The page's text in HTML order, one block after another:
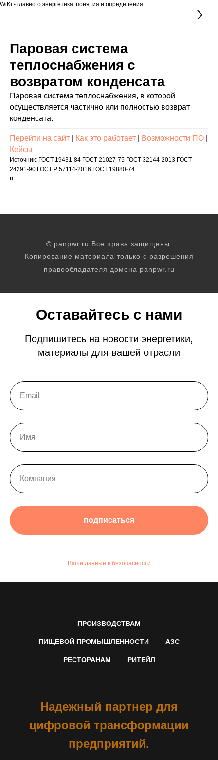
WiKi - главного энергетика: понятия и определения
Паровая система
теплоснабжения с
возвратом конденсата
Паровая система теплоснабжения, в которой
осуществляется частично или полностью возврат
конденсата.
Перейти на сайт Как это работает Возможности ПО
Кейсы
Источник: ГОСТ 19431-84 ГОСТ 21027-75 ГОСТ 32144-2013 ГОСТ
24291-90 ГОСТ Р 57114-2016 ГОСТ 19880-74
П
© panpwr.ru Все права защищены.
Копирование материала только с разрешения
правообладателя домена panpwr.ru
Оставайтесь с нами
Подпишитесь на новости энергетики,
материалы для вашей отрасли
подписаться
Ваши данные в безопасности
ПРОИЗВОДСТВАМ
ПИЩЕВОЙ ПРОМЫШЛЕННОСТИ АЗС
РЕСТОРАНАМ РИТЕЙЛ
Надежный партнер для
цифровой трансформации
предприятий.